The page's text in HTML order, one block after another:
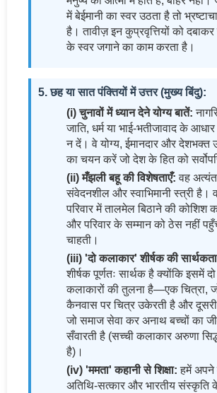
में बेईमानी का स्वर उठता है तो
है। तावीज़ इन कुप्रवृत्तियों को दबाकर
के स्वर जगाने का काम करता है।
5. छह या सात पंक्तियों में उत्तर (मुख्य बिंदु):
(i) चुनावों में ध्यान देने योग्य बातें:
जाति, धर्म या भाई-भतीजावाद के
न दें। वे योग्य, ईमानदार और देशभक्त
का चयन करें जो देश के हित को
(ii) मँझली बहू की विशेषताएँ: वह
संवेदनशील और स्वाभिमानी स्त्री है।
परिवार में तालमेल बिठाने की कोशिश
और परिवार के सम्मान को ठेस नहीं
चाहती।
(iii) 'दो कलाकार' शीर्षक की
शीर्षक पूर्णतः सार्थक है क्योंकि इसमें
कलाकारों की तुलना है—एक चित्रा,
कैनवास पर चित्र उकेरती है और
जो समाज सेवा कर अनाथ बच्चों का
सँवारती है (सच्ची कलाकार अरुणा
है)।
(iv) 'ममता' कहानी से शिक्षा: हमें अपने
अतिथि-सत्कार और भारतीय संस्कृति